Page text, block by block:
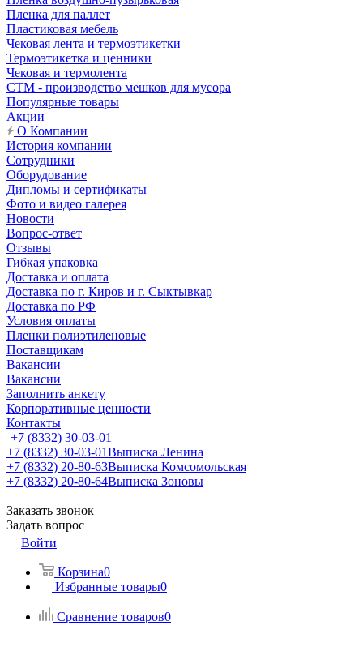
Пленка для паллет
Пластиковая мебель
Чековая лента и термоэтикетки
Термоэтикетка и ценники
Чековая и термолента
СТМ - производство мешков для мусора
Популярные товары
Акции
О Компании
История компании
Сотрудники
Оборудование
Дипломы и сертификаты
Фото и видео галерея
Новости
Вопрос-ответ
Отзывы
Гибкая упаковка
Доставка и оплата
Доставка по г. Киров и г. Сыктывкар
Доставка по РФ
Условия оплаты
Пленки полиэтиленовые
Поставщикам
Вакансии
Вакансии
Заполнить анкету
Корпоративные ценности
Контакты
+7 (8332) 30-03-01
+7 (8332) 30-03-01Выписка Ленина
+7 (8332) 20-80-63Выписка Комсомольская
+7 (8332) 20-80-64Выписка Зоновы
Заказать звонок
Задать вопрос
Войти
Корзина0
Избранные товары0
Сравнение товаров0